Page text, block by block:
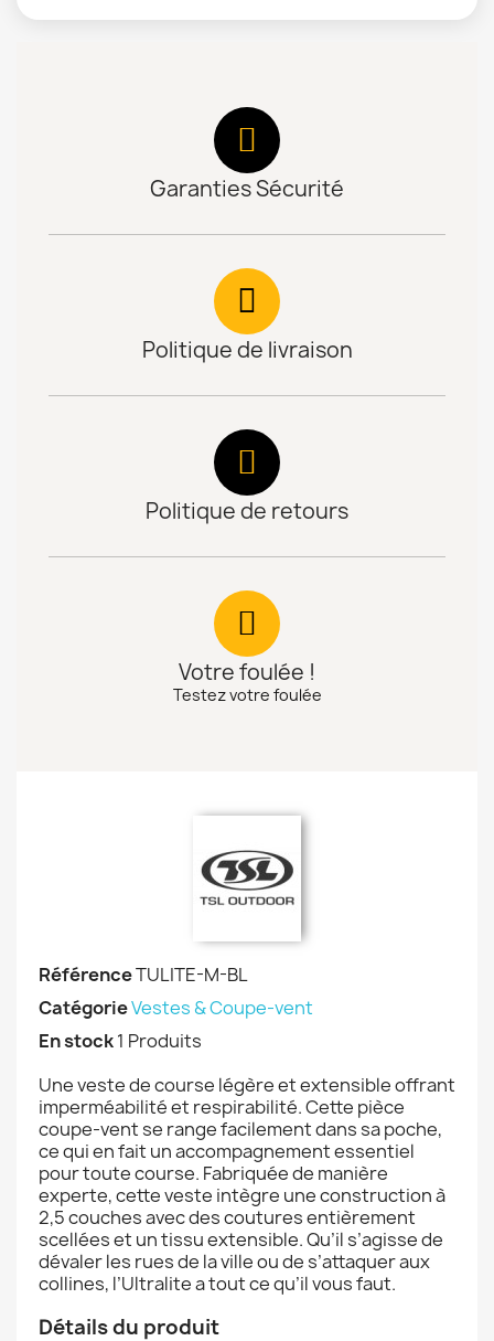
Garanties Sécurité
Politique de livraison
Politique de retours
Votre foulée !
Testez votre foulée
RéférenceTULITE-M-BL
CatégorieVestes & Coupe-vent
En stock1 Produits
Une veste de course légère et extensible offrant
imperméabilité et respirabilité. Cette pièce
coupe-vent se range facilement dans sa poche,
ce qui en fait un accompagnement essentiel
pour toute course. Fabriquée de manière
experte, cette veste intègre une construction à
2,5 couches avec des coutures entièrement
scellées et un tissu extensible. Qu’il s’agisse de
dévaler les rues de la ville ou de s’attaquer aux
collines, l’Ultralite a tout ce qu’il vous faut.
Détails du produit